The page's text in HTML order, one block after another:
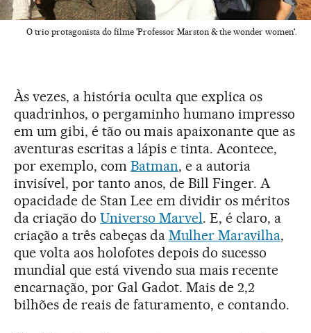
O trio protagonista do filme 'Professor Marston & the wonder women'.
Às vezes, a história oculta que explica os
quadrinhos, o pergaminho humano impresso
em um gibi, é tão ou mais apaixonante que as
aventuras escritas a lápis e tinta. Acontece,
por exemplo, com Batman, e a autoria
invisível, por tanto anos, de Bill Finger. A
opacidade de Stan Lee em dividir os méritos
da criação do Universo Marvel. E, é claro, a
criação a três cabeças da Mulher Maravilha,
que volta aos holofotes depois do sucesso
mundial que está vivendo sua mais recente
encarnação, por Gal Gadot. Mais de 2,2
bilhões de reais de faturamento, e contando.